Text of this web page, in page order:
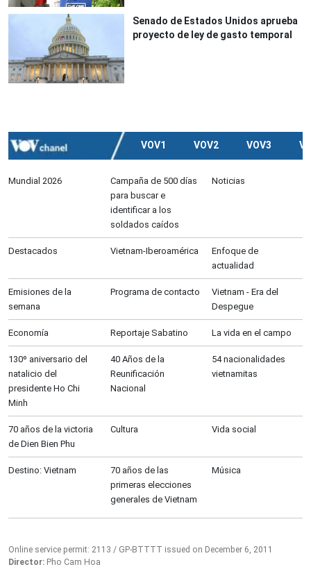
Senado de Estados Unidos aprueba
proyecto de ley de gasto temporal
VOV1 VOV2 VOV3
Mundial 2026
Campaña de 500 días
para buscar e
identificar a los
soldados caídos
Noticias
Destacados Vietnam-Iberoamérica
Enfoque de
actualidad
Emisiones de la
semana
Programa de contacto
Vietnam - Era del
Despegue
Economía Reportaje Sabatino La vida en el campo
130º aniversario del
natalicio del
presidente Ho Chi
Minh
40 Años de la
Reunificación
Nacional
54 nacionalidades
vietnamitas
70 años de la victoria
de Dien Bien Phu
Cultura Vida social
Destino: Vietnam
70 años de las
primeras elecciones
generales de Vietnam
Música
Online service permit: 2113 / GP-BTTTT issued on December 6, 2011
Director: Pho Cam Hoa